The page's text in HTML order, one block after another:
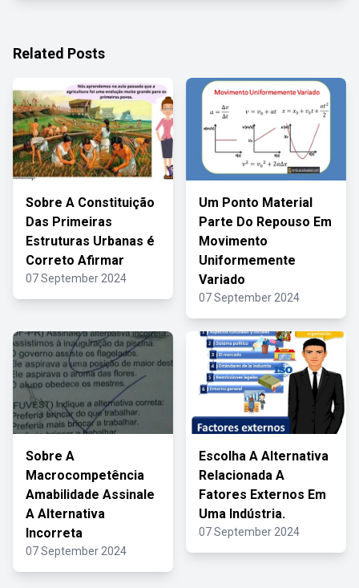
Related Posts
Sobre A Constituição
Das Primeiras
Estruturas Urbanas é
Correto Afirmar
07 September 2024
Um Ponto Material
Parte Do Repouso Em
Movimento
Uniformemente
Variado
07 September 2024
Sobre A
Macrocompetência
Amabilidade Assinale
A Alternativa
Incorreta
07 September 2024
Escolha A Alternativa
Relacionada A
Fatores Externos Em
Uma Indústria.
07 September 2024